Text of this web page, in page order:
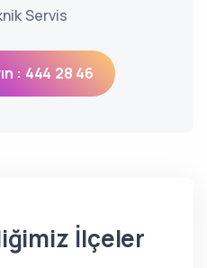
Servis
: 444 28 46
İlçeler